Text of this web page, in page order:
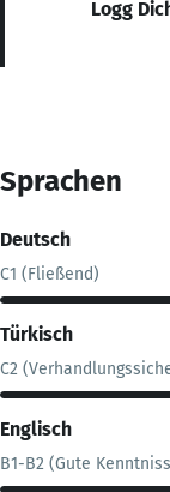
Logg
Sprachen
Deutsch
C1 (Fließend)
Türkisch
C2
Englisch
B1-B2 (Gute